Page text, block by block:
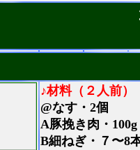
♪材料（２人前）
@なす・2個
A豚挽き肉・100g
B細ねぎ・７〜8